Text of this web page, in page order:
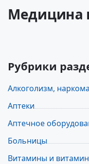
Медицина
Рубрики
Алкоголизм,
Аптеки
Аптечное
Больницы
Витамины и